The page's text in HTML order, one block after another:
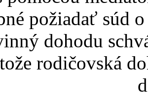
požiadať súd
dohodu
rodičovská